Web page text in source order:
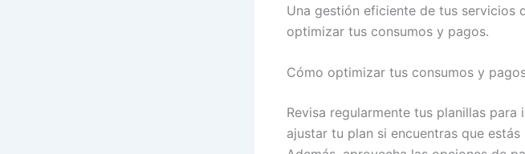
Una gestión eficiente de tus servicios
optimizar tus consumos y pagos.
Cómo optimizar tus consumos y
Revisa regularmente tus planillas
ajustar tu plan si encuentras que